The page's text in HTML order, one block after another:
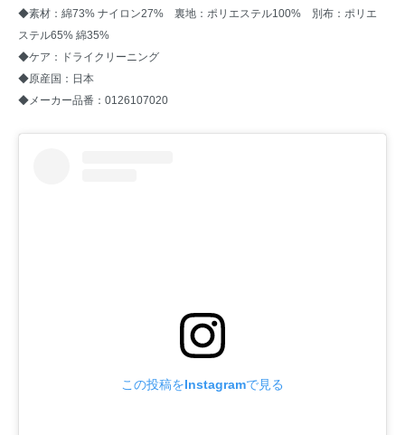
◆素材：綿73% ナイロン27% 裏地：ポリエステル100% 別布：ポリエ
ステル65% 綿35%
◆ケア：ドライクリーニング
◆原産国：日本
◆メーカー品番：0126107020
この投稿をInstagramで見る